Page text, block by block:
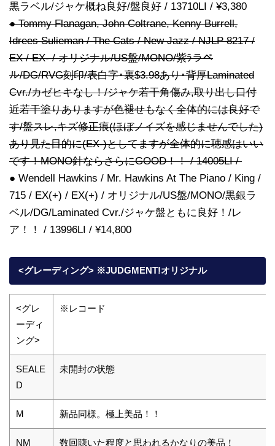
黒ラベル/ジャケ概ね良好/盤良好 / 13710LI / ¥3,380
● Tommy Flanagan, John Coltrane, Kenny Burrell,
Idrees Sulieman / The Cats / New Jazz / NJLP 8217 /
EX / EX- / オリジナル/US盤/MONO/紫ﾗラベ
ル/DG/RVG刻印/表白字･裏$3.98あり･背厚Laminated
Cvr./カゼヒキなし！/ジャケ若干角傷み,取り出し口付
近若干塗りありますが色褪せもなく全体的には良好で
す/盤スレ,キズ修正痕(ほぼノイズを感じませんでした)
あり見た目的に(EX-)としてますが全体的に聴感はいい
です！MONO針ならさらにGOOD！！ / 14005LI /
● Wendell Hawkins / Mr. Hawkins At The Piano / King /
715 / EX(+) / EX(+) / オリジナル/US盤/MONO/黒銀ラ
ベル/DG/Laminated Cvr./ジャケ盤ともに良好！/レ
ア！！ / 13996LI / ¥14,800
<グレーディング> ※JUDGMENT!オリジナル
<グレ
ーディ
ング>
※レコード
SEALE
D
未開封の状態
M 新品同様。極上美品！！
NM 数回聴いた程度と思われるかなりの美品！